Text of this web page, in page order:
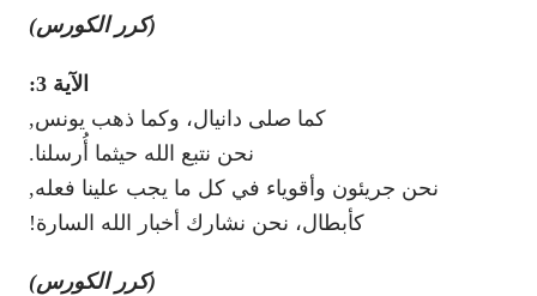
(كرر الكورس)
الآية 3:
كما صلى دانيال، وكما ذهب يونس,
نحن نتبع الله حيثما أُرسلنا.
نحن جريئون وأقوياء في كل ما يجب علينا فعله,
كأبطال، نحن نشارك أخبار الله السارة!
(كرر الكورس)